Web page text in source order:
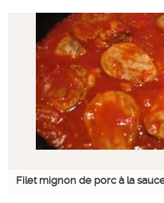
Filet mignon de porc à la